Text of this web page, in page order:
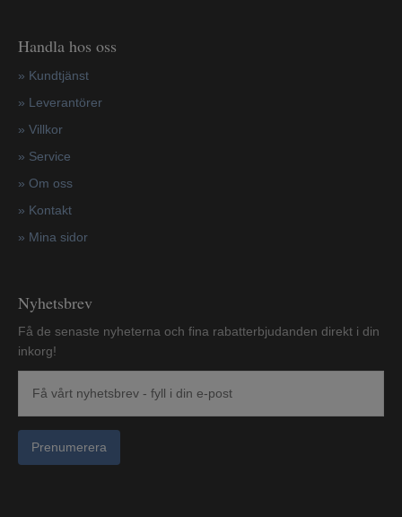
Handla hos oss
» Kundtjänst
» Leverantörer
» Villkor
» Service
» Om oss
» Kontakt
» Mina sidor
Nyhetsbrev
Få de senaste nyheterna och fina rabatterbjudanden direkt i din
inkorg!
Prenumerera